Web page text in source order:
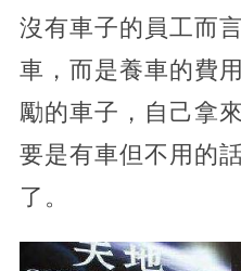
沒有車子的員工而
車，而是養車的費
勵的車子，自己拿
要是有車但不用的
了。